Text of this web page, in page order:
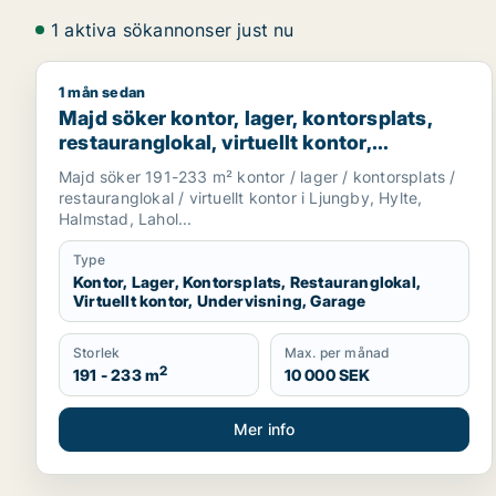
1 aktiva sökannonser just nu
Majd söker kontor, lager, kontorsplats,
1 mån sedan
Majd söker kontor, lager, kontorsplats,
restauranglokal, virtuellt kontor,
undervisning eller garage för uthyrning i
Ljungby, Hylte eller Halmstad m.fl.
Majd söker 191-233 m² kontor / lager / kontorsplats /
restauranglokal / virtuellt kontor i Ljungby, Hylte,
Halmstad, Lahol...
Type
Kontor, Lager, Kontorsplats, Restauranglokal,
Virtuellt kontor, Undervisning, Garage
Storlek
191 - 233 m2
Max. per månad
10 000 SEK
Mer info